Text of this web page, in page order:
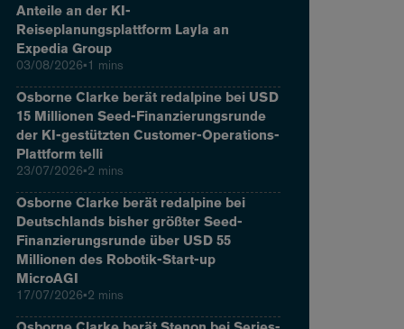
Anteile an der KI-
Reiseplanungsplattform Layla an
Expedia Group
03/08/2026•1 mins
Osborne Clarke berät redalpine bei USD
15 Millionen Seed-Finanzierungsrunde
der KI-gestützten Customer-Operations-
Plattform telli
23/07/2026•2 mins
Osborne Clarke berät redalpine bei
Deutschlands bisher größter Seed-
Finanzierungsrunde über USD 55
Millionen des Robotik-Start-up
MicroAGI
17/07/2026•2 mins